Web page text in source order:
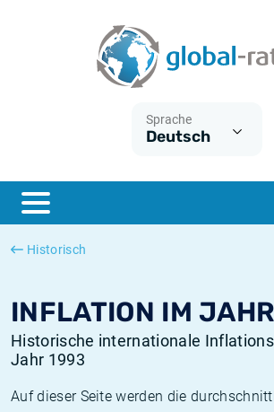
Sprache
Deutsch
Historisch
INFLATION IM
Historische internationale
Jahr 1993
Auf dieser Seite werden die
ESTER
SONIA
Was ist die VPI-Inflation?
Was ist die HVPI-Inflation?
Deutsche inflation
Europäische inflation
Historische Euribor-Sätze
Historische ESTER-Sätze
Historische SOFR-Sätze
Historische SONIA-Sätze
Inflationsrechner